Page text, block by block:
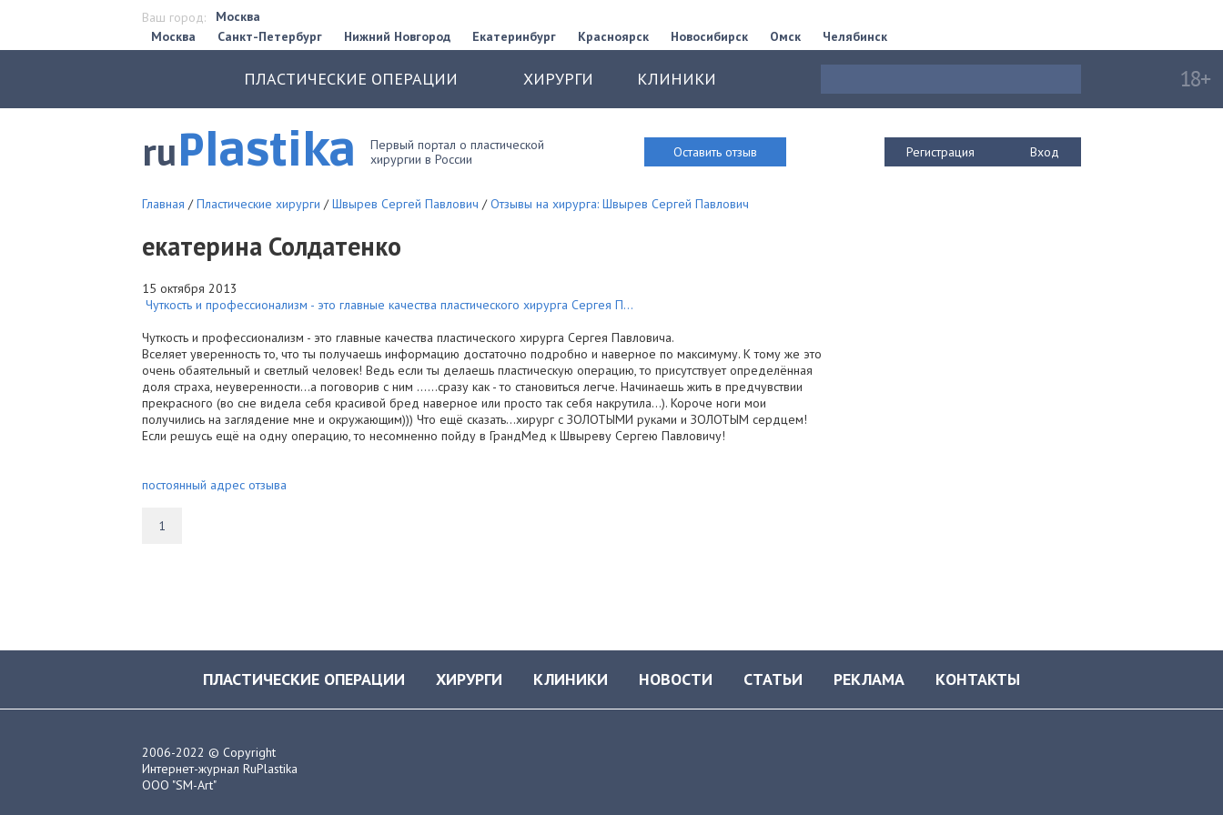
Ваш город:
Москва
Москва
Санкт-Петербург Нижний Новгород Екатеринбург Красноярск Новосибирск Омск Челябинск
ПЛАСТИЧЕСКИЕ ОПЕРАЦИИ ХИРУРГИ КЛИНИКИ
ruPlastika
Первый портал о пластической
хирургии в России
Оставить отзыв Регистрация Вход
Главная /Пластические хирурги /Швырев Сергей Павлович /Отзывы на хирурга: Швырев Сергей Павлович
екатерина Солдатенко
15 октября 2013
Чуткость и профессионализм - это главные качества пластического хирурга Сергея П...
Чуткость и профессионализм - это главные качества пластического хирурга Сергея Павловича.
Вселяет уверенность то, что ты получаешь информацию достаточно подробно и наверное по максимуму. К тому же это
очень обаятельный и светлый человек! Ведь если ты делаешь пластическую операцию, то присутствует определённая
доля страха, неуверенности…а поговорив с ним ……сразу как - то становиться легче. Начинаешь жить в предчувствии
прекрасного (во сне видела себя красивой бред наверное или просто так себя накрутила…). Короче ноги мои
получились на заглядение мне и окружающим))) Что ещё сказать…хирург с ЗОЛОТЫМИ руками и ЗОЛОТЫМ сердцем!
Если решусь ещё на одну операцию, то несомненно пойду в ГрандМед к Швыреву Сергею Павловичу!
постоянный адрес отзыва
1
ПЛАСТИЧЕСКИЕ ОПЕРАЦИИ ХИРУРГИ КЛИНИКИ НОВОСТИ СТАТЬИ РЕКЛАМА КОНТАКТЫ
2006-2022 © Copyright
Интернет-журнал RuPlastika
ООО "SM-Art"